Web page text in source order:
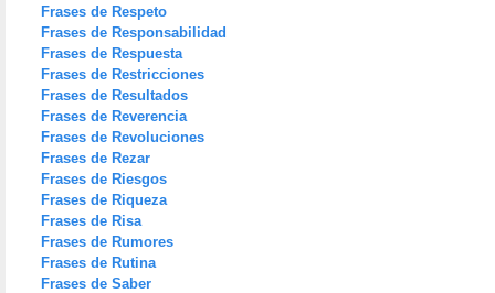
Frases de Respeto
Frases de Responsabilidad
Frases de Respuesta
Frases de Restricciones
Frases de Resultados
Frases de Reverencia
Frases de Revoluciones
Frases de Rezar
Frases de Riesgos
Frases de Riqueza
Frases de Risa
Frases de Rumores
Frases de Rutina
Frases de Saber